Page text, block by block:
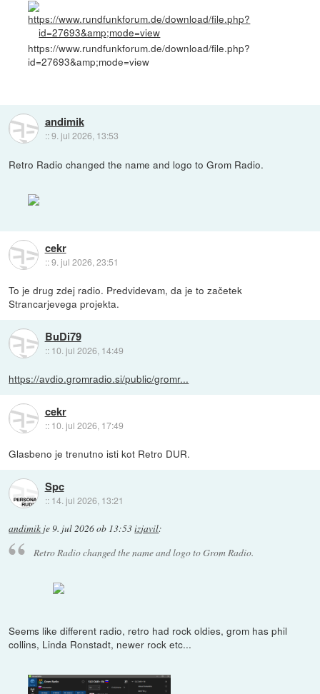
https://www.rundfunkforum.de/download/file.php?
id=27693&amp;mode=view
andimik
::9. jul 2026, 13:53
Retro Radio changed the name and logo to Grom Radio.
cekr
::9. jul 2026, 23:51
To je drug zdej radio. Predvidevam, da je to začetek
Strancarjevega projekta.
BuDi79
:: 10. jul 2026, 14:49
https://avdio.gromradio.si/public/gromr...
cekr
:: 10. jul 2026, 17:49
Glasbeno je trenutno isti kot Retro DUR.
Spc
:: 14. jul 2026, 13:21
andimik je9. jul 2026 ob 13:53izjavil:
Retro Radio changed the name and logo to Grom Radio.
Seems like different radio, retro had rock oldies, grom has phil
collins, Linda Ronstadt, newer rock etc...